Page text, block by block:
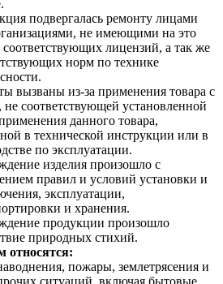
подвергалась ремонту лицами
не имеющими на это
соответствующих лицензий, а так же
норм по технике
вызваны из-за применения товара с
соответствующей установленной
данного товара,
в технической инструкции или в
по эксплуатации.
изделия произошло с
правил и условий установки и
эксплуатации,
и хранения.
продукции произошло
природных стихий.
относятся:
пожары, землетрясения и
ситуаций, включая бытовые